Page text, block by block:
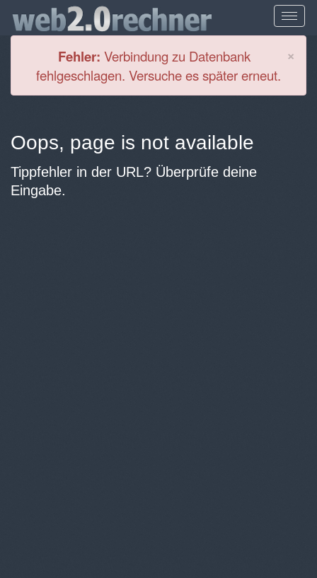
×
Fehler: Verbindung zu Datenbank
fehlgeschlagen. Versuche es später erneut.
Oops, page is not available
Tippfehler in der URL? Überprüfe deine
Eingabe.